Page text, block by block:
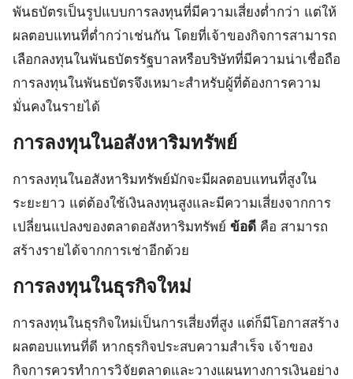
พันธบัตรเป็นรูปแบบการลงทุนที่มีความเสี่ยงต่ำกว่า แต่ให้
ผลตอบแทนที่ต่ำกว่าเช่นกัน โดยที่เจ้าของกิจการสามารถ
เลือกลงทุนในพันธบัตรรัฐบาลหรือบริษัทที่มีความน่าเชื่อถือ
การลงทุนในพันธบัตรจึงเหมาะสำหรับผู้ที่ต้องการความ
มั่นคงในรายได้
การลงทุนในอสังหาริมทรัพย์
การลงทุนในอสังหาริมทรัพย์มักจะมีผลตอบแทนที่สูงใน
ระยะยาว แต่ต้องใช้เงินลงทุนสูงและมีความเสี่ยงจากการ
เปลี่ยนแปลงของตลาดอสังหาริมทรัพย์ ข้อดี คือ สามารถ
สร้างรายได้จากการเช่าอีกด้วย
การลงทุนในธุรกิจใหม่
การลงทุนในธุรกิจใหม่เป็นการเสี่ยงที่สูง แต่ก็มีโอกาสสร้าง
ผลตอบแทนที่ดี หากธุรกิจประสบความสำเร็จ เจ้าของ
กิจการควรทำการวิจัยตลาดและวางแผนทางการเงินอย่าง